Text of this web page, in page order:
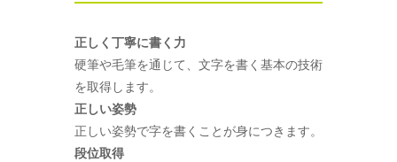
正しく丁寧に書く力
硬筆や毛筆を通じて、文字を書く基本の技術
を取得します。
正しい姿勢
正しい姿勢で字を書くことが身につきます。
段位取得